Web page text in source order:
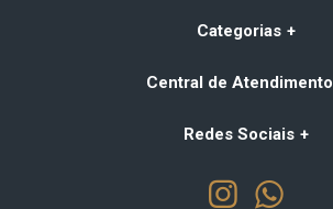
Categorias
Central de Atendimento
Redes Sociais